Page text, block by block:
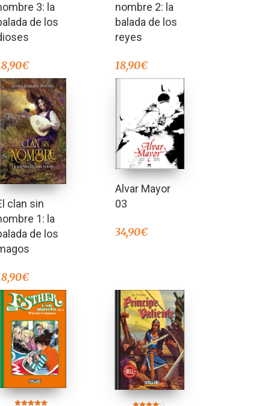
3: la
de los
€
nombre 2: la
balada de los
reyes
18,90€
clan sin
1: la
de los
€
Alvar Mayor
03
34,90€